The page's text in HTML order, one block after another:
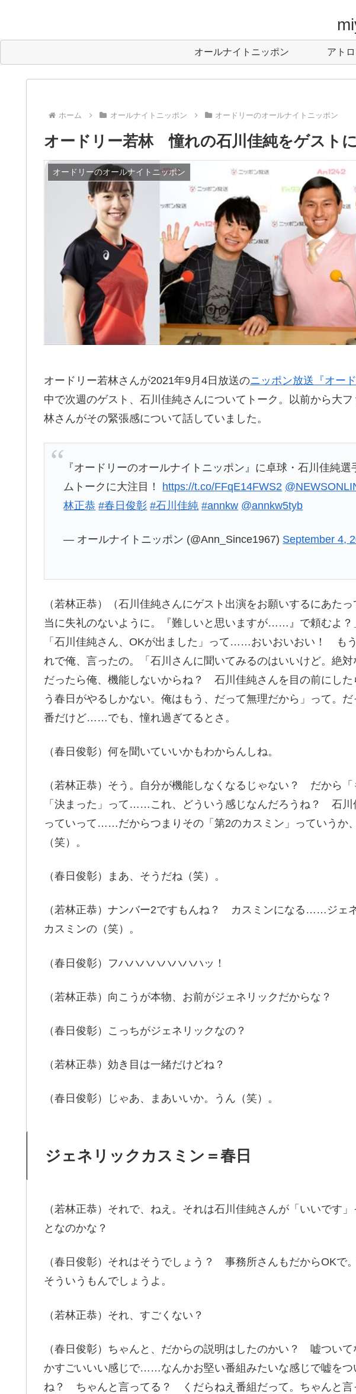
オールナイトニッポン アトロ
ホーム オールナイトニッポン オードリーのオールナイトニッポン
オードリー若林 憧れの石川佳純をゲスト
オードリーのオールナイトニッポン
オードリー若林さんが2021年9月4日放送のニッポン放送『オー
中で次週のゲスト、石川佳純さんについてトーク。以前から大
林さんがその緊張感について話していました。
『オードリーのオールナイトニッポン』に卓球・石川佳純
ムトークに大注目！ https://t.co/FFqE14FWS2
林正恭 #春日俊彰 #石川佳純 #annkw @annkw5tyb
— オールナイトニッポン (@Ann_Since1967) September 4,
（若林正恭）（石川佳純さんにゲスト出演をお願いするにあた
当に失礼のないように。『難しいと思いますが……』で頼むよ？
「石川佳純さん、OKが出ました」って……おいおいおい！ も
れで俺、言ったの。「石川さんに聞いてみるのはいいけど。絶
だったら俺、機能しないからね？ 石川佳純さんを目の前にした
う春日がやるしかない。俺はもう、だって無理だから」って。
番だけど……でも、憧れ過ぎてるとさ。
（春日俊彰）何を聞いていいかもわからんしね。
（若林正恭）そう。自分が機能しなくなるじゃない？ だから
「決まった」って……これ、どういう感じなんだろうね？ 石川
っていって……だからつまりその「第2のカスミン」っていうか
（笑）。
（春日俊彰）まあ、そうだね（笑）。
（若林正恭）ナンバー2ですもんね？ カスミンになる……ジェ
カスミンの（笑）。
（春日俊彰）フハハハハハハハハッ！
（若林正恭）向こうが本物、お前がジェネリックだからな？
（春日俊彰）こっちがジェネリックなの？
（若林正恭）効き目は一緒だけどね？
（春日俊彰）じゃあ、まあいいか。うん（笑）。
ジェネリックカスミン＝春日
（若林正恭）それで、ねえ。それは石川佳純さんが「いいです
となのかな？
（春日俊彰）それはそうでしょう？ 事務所さんもだからOKで
そういうもんでしょうよ。
（若林正恭）それ、すごくない？
（春日俊彰）ちゃんと、だからの説明はしたのかい？ 嘘つい
かすごいいい感じで……なんかお堅い番組みたいな感じで嘘をつ
ね？ ちゃんと言ってる？ くだらねえ番組だって。ちゃんと言